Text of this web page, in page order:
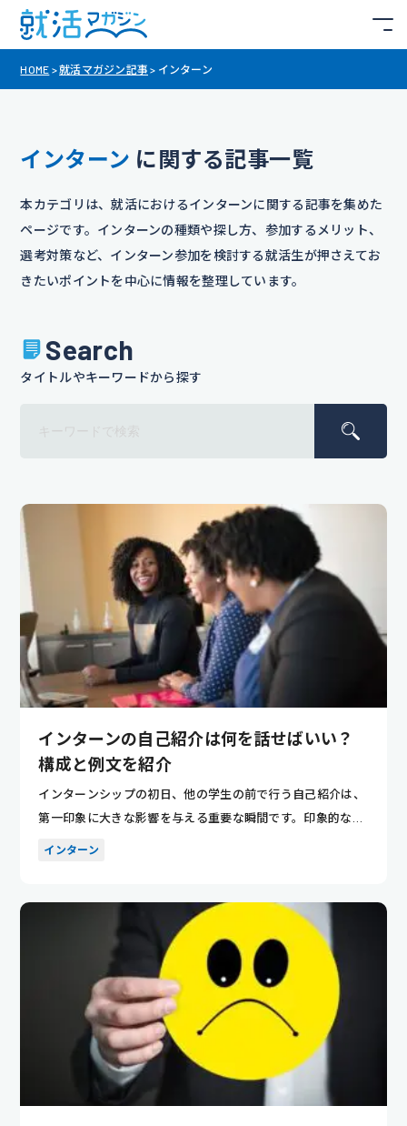
HOME >就活マガジン記事 > インターン
インターン に関する記事一覧
本カテゴリは、就活におけるインターンに関する記事を集めた
ページです。インターンの種類や探し方、参加するメリット、
選考対策など、インターン参加を検討する就活生が押さえてお
きたいポイントを中心に情報を整理しています。
Search
タイトルやキーワードから探す
インターンの自己紹介は何を話せばいい？
構成と例文を紹介
インターンシップの初日、他の学生の前で行う自己紹介は、
第一印象に大きな影響を与える重要な瞬間です。印象的な自
インターン